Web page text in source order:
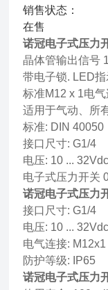
销售状态：
在售
诺冠电子式压力
晶体管输出信号
带电子锁. LED
标准M12 x 1电
适用于气动、所
标准: DIN 40050
接口尺寸: G1/4
电压: 10 ... 32Vdc
电子式压力开关
诺冠电子式压力
接口尺寸: G1/4
电压: 10 ... 32Vdc
电气连接:
防护等级: IP65
诺冠电子式压力